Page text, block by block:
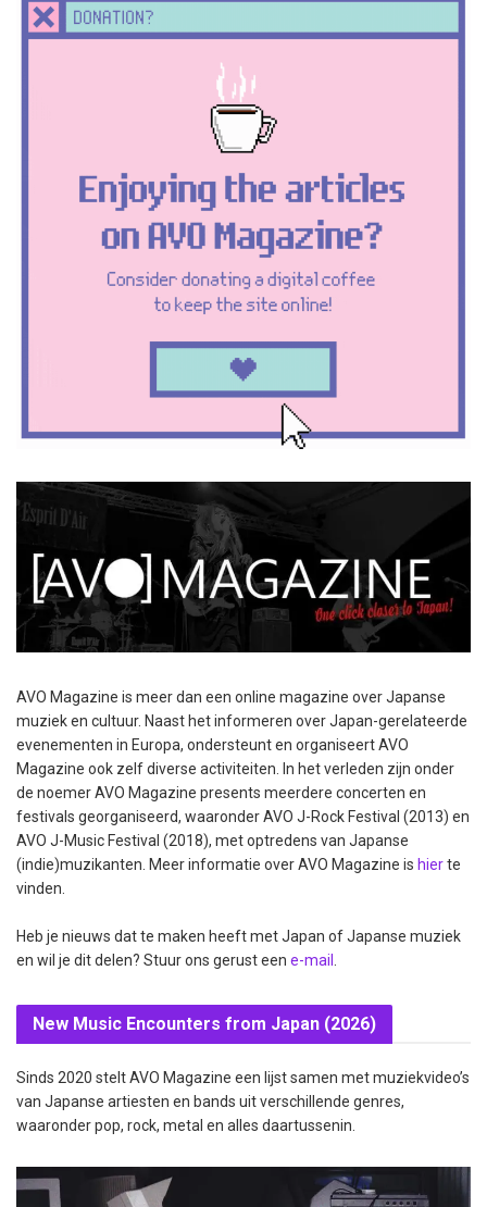
AVO Magazine is meer dan een online magazine over Japanse
muziek en cultuur. Naast het informeren over Japan-gerelateerde
evenementen in Europa, ondersteunt en organiseert AVO
Magazine ook zelf diverse activiteiten. In het verleden zijn onder
de noemer AVO Magazine presents meerdere concerten en
festivals georganiseerd, waaronder AVO J-Rock Festival (2013) en
AVO J-Music Festival (2018), met optredens van Japanse
(indie)muzikanten. Meer informatie over AVO Magazine is hierte
vinden.
Heb je nieuws dat te maken heeft met Japan of Japanse muziek
en wil je dit delen? Stuur ons gerust een e-mail
New Music Encounters from Japan (2026)
Sinds 2020 stelt AVO Magazine een lijst samen met muziekvideo’s
van Japanse artiesten en bands uit verschillende genres,
waaronder pop, rock, metal en alles daartussenin.